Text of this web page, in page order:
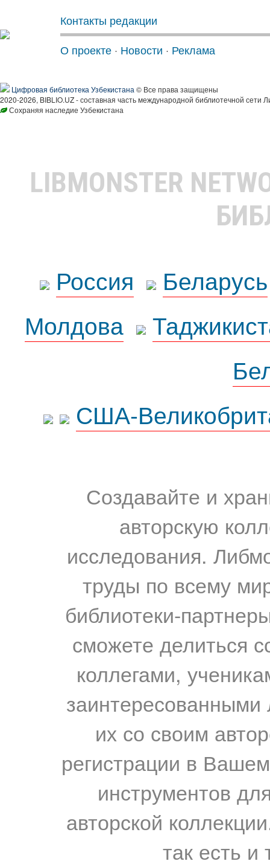
Контакты редакции
О проекте · Новости · Реклама
Цифровая библиотека Узбекистана © Все права защищены
2020-2026, BIBLIO.UZ - составная часть международной библиотечной сети
Сохраняя наследие Узбекистана
LIBMONSTER
Россия
Беларусь
Молдова
США-
Создавайте и
авторскую
исследования.
труды по всему
библиотеки-
сможете делиться
коллегами,
их со своим
регистрации в
инструментов
авторской
так есть и